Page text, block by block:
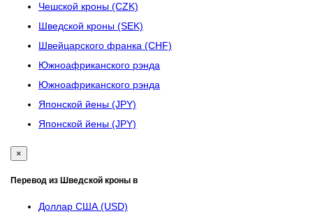
Чешской кроны (CZK)
Шведской кроны (SEK)
Швейцарского франка (CHF)
Южноафриканского рэнда
Южноафриканского рэнда
Японской йены (JPY)
Японской йены (JPY)
×
Перевод из Шведской кроны в
Доллар США (USD)